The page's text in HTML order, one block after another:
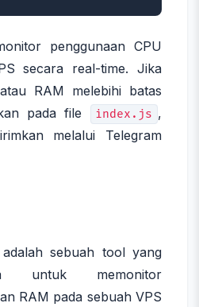
penggunaan CPU
secara real-time. Jika
RAM melebihi batas
pada file
index.js ,
melalui Telegram
sebuah tool yang
untuk memonitor
RAM pada sebuah VPS